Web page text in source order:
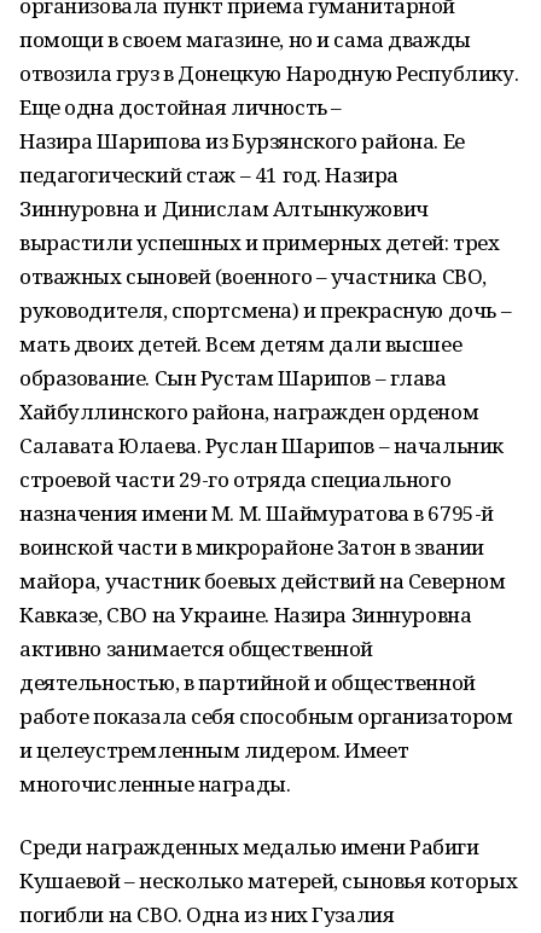
помощи в своем магазине, но и сама дважды
отвозила груз в Донецкую Народную Республику.
Еще одна достойная личность –
Назира Шарипова из Бурзянского района. Ее
педагогический стаж – 41 год. Назира
Зиннуровна и Динислам Алтынкужович
вырастили успешных и примерных детей: трех
отважных сыновей (военного – участника СВО,
руководителя, спортсмена) и прекрасную дочь –
мать двоих детей. Всем детям дали высшее
образование. Сын Рустам Шарипов – глава
Хайбуллинского района, награжден орденом
Салавата Юлаева. Руслан Шарипов – начальник
строевой части 29-го отряда специального
назначения имени М. М. Шаймуратова в 6795-й
воинской части в микрорайоне Затон в звании
майора, участник боевых действий на Северном
Кавказе, СВО на Украине. Назира Зиннуровна
активно занимается общественной
деятельностью, в партийной и общественной
работе показала себя способным организатором
и целеустремленным лидером. Имеет
многочисленные награды.
Среди награжденных медалью имени Рабиги
Кушаевой – несколько матерей, сыновья которых
погибли на СВО. Одна из них Гузалия